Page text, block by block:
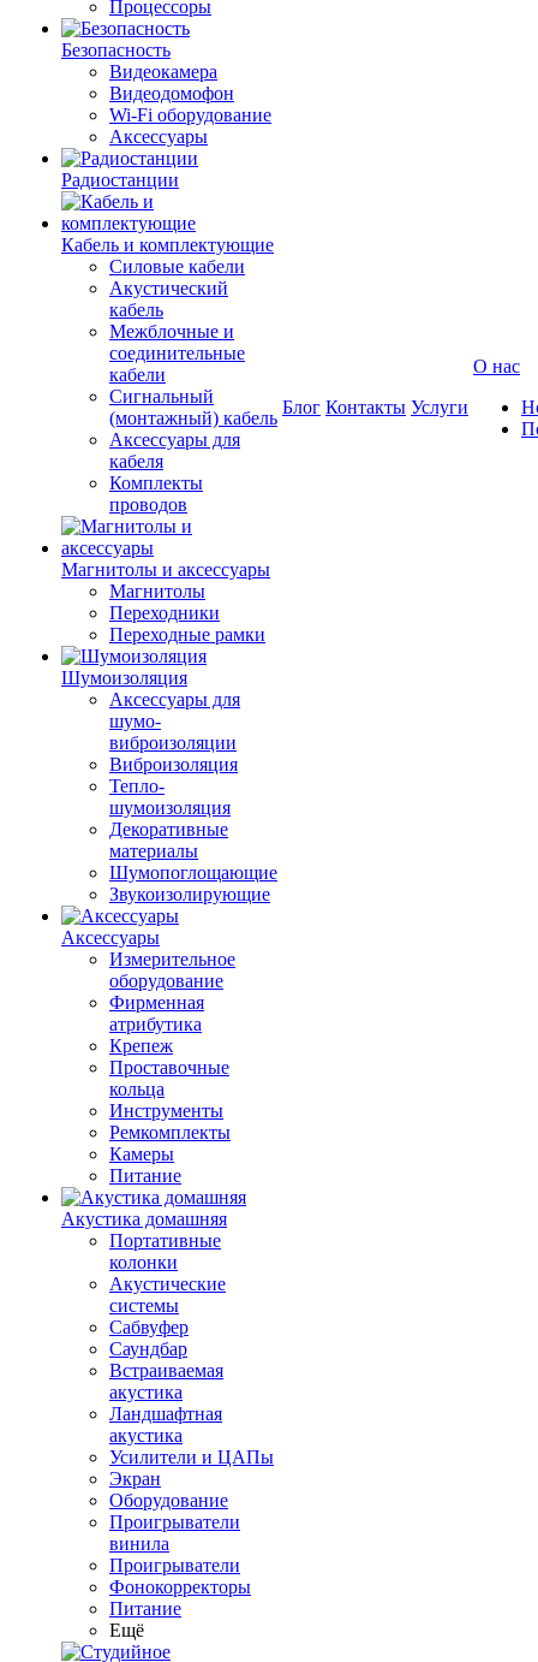
Процессоры
Безопасность
Видеокамера
Видеодомофон
Wi-Fi оборудование
Аксессуары
Радиостанции
Кабель и комплектующие
Силовые кабели
Акустический
кабель
Межблочные и
соединительные
кабели
Сигнальный
(монтажный) кабель
Аксессуары для
кабеля
Комплекты
проводов
Магнитолы и аксессуары
Магнитолы
Переходники
Переходные рамки
Шумоизоляция
Аксессуары для
шумо-
виброизоляции
Виброизоляция
Тепло-
шумоизоляция
Декоративные
материалы
Шумопоглощающие
Звукоизолирующие
Аксессуары
Измерительное
оборудование
Фирменная
атрибутика
Крепеж
Проставочные
кольца
Инструменты
Ремкомплекты
Камеры
Питание
Акустика домашняя
Портативные
колонки
Акустические
системы
Сабвуфер
Саундбар
Встраиваемая
акустика
Ландшафтная
акустика
Усилители и ЦАПы
Экран
Оборудование
Проигрыватели
винила
Проигрыватели
Фонокорректоры
Питание
Ещё
Блог Контакты Услуги
О нас